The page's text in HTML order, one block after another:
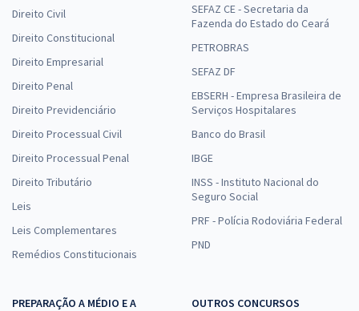
Direito Civil
Direito Constitucional
Direito Empresarial
Direito Penal
Direito Previdenciário
Direito Processual Civil
Direito Processual Penal
Direito Tributário
Leis
Leis Complementares
Remédios Constitucionais
SEFAZ CE - Secretaria da
Fazenda do Estado do Ceará
PETROBRAS
SEFAZ DF
EBSERH - Empresa Brasileira de
Serviços Hospitalares
Banco do Brasil
IBGE
INSS - Instituto Nacional do
Seguro Social
PRF - Polícia Rodoviária Federal
PND
PREPARAÇÃO A MÉDIO E A
OUTROS CONCURSOS